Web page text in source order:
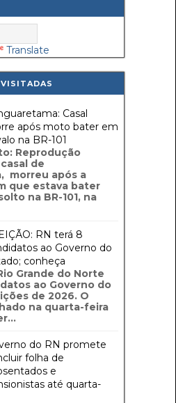
Translate
Casal
após moto bater em
na BR-101
Reprodução
de
morreu após a
que estava bater
na BR-101, na
RN terá 8
ao Governo do
conheça
Grande do Norte
ao Governo do
de 2026. O
na quarta-feira
do RN promete
folha de
e
até quarta-